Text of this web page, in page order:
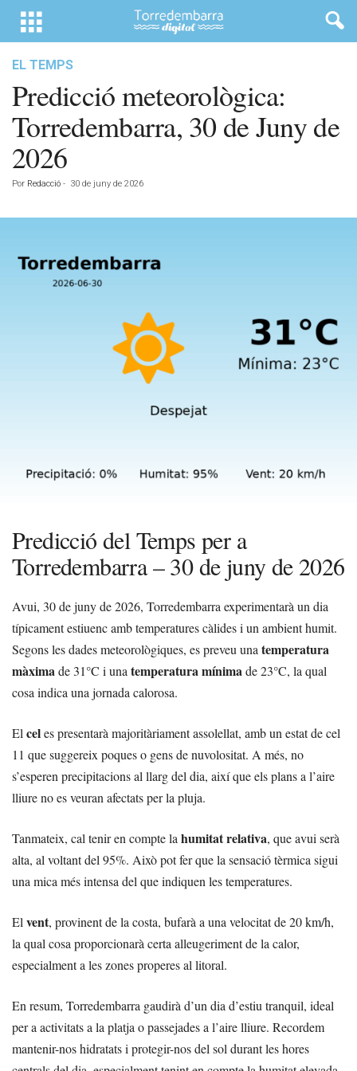
EL TEMPS
Predicció meteorològica:
Torredembarra, 30 de Juny de
2026
Por Redacció - 30 de juny de 2026
Predicció del Temps per a
Torredembarra – 30 de juny de 2026
Avui, 30 de juny de 2026, Torredembarra experimentarà un dia
típicament estiuenc amb temperatures càlides i un ambient humit.
Segons les dades meteorològiques, es preveu unatemperatura
màximade 31°C i unatemperatura mínimade 23°C, la qual
cosa indica una jornada calorosa.
Elceles presentarà majoritàriament assolellat, amb un estat de cel
11 que suggereix poques o gens de nuvolositat. A més, no
s’esperen precipitacions al llarg del dia, així que els plans a l’aire
lliure no es veuran afectats per la pluja.
Tanmateix, cal tenir en compte lahumitat relativa, que avui serà
alta, al voltant del 95%. Això pot fer que la sensació tèrmica sigui
una mica més intensa del que indiquen les temperatures.
Elvent, provinent de la costa, bufarà a una velocitat de 20 km/h,
la qual cosa proporcionarà certa alleugeriment de la calor,
especialment a les zones properes al litoral.
En resum, Torredembarra gaudirà d’un dia d’estiu tranquil, ideal
per a activitats a la platja o passejades a l’aire lliure. Recordem
mantenir-nos hidratats i protegir-nos del sol durant les hores